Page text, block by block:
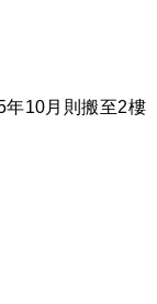
年10月則搬至2樓